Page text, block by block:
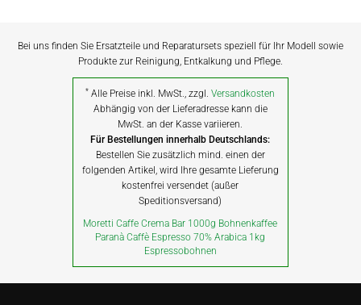
Bei uns finden Sie Ersatzteile und Reparatursets speziell für Ihr Modell sowie
Produkte zur Reinigung, Entkalkung und Pflege.
* Alle Preise inkl. MwSt., zzgl.Versandkosten
Abhängig von der Lieferadresse kann die
MwSt. an der Kasse variieren.
Für Bestellungen innerhalb Deutschlands:
Bestellen Sie zusätzlich mind. einen der
folgenden Artikel, wird Ihre gesamte Lieferung
kostenfrei versendet (außer
Speditionsversand)
Moretti Caffe Crema Bar 1000g Bohnenkaffee
Paranà Caffè Espresso 70% Arabica 1kg
Espressobohnen